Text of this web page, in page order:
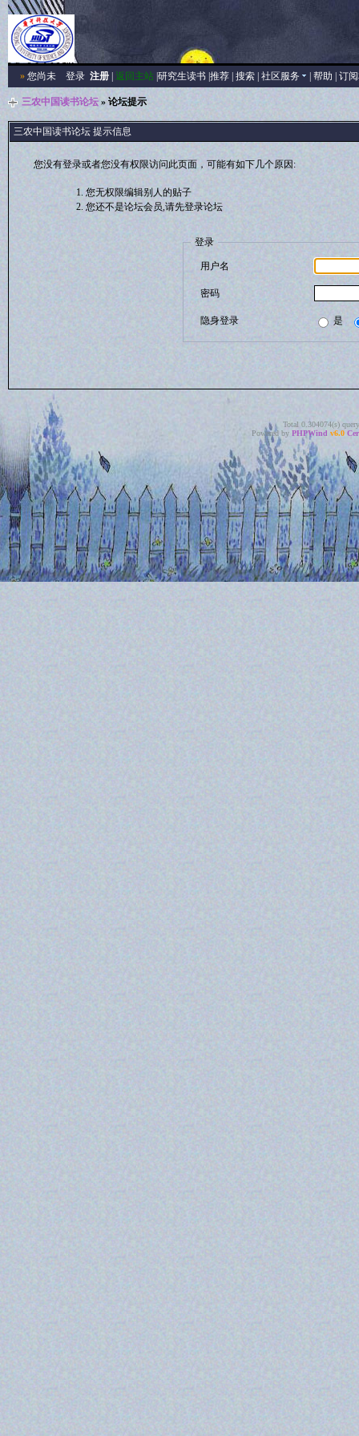
»您尚未 登录 注册| 返回主站| 研究生读书| 推荐| 搜索| 社区服务 帮助 订
三农中国读书论坛» 论坛提示
三农中国读书论坛 提示信息
您没有登录或者您没有权限访问此页面，可能有如下几个原因:
您无权限编辑别人的贴子
您还不是论坛会员,请先登录论坛
登录
用户名
密码
隐身登录 是
Total 0.304074(s)
Powered by PHPWind v6.0